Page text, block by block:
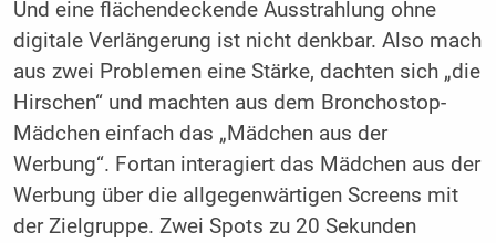
Und eine flächendeckende Ausstrahlung ohne
digitale Verlängerung ist nicht denkbar. Also mach
aus zwei Problemen eine Stärke, dachten sich „die
Hirschen“ und machten aus dem Bronchostop-
Mädchen einfach das „Mädchen aus der
Werbung“. Fortan interagiert das Mädchen aus der
Werbung über die allgegenwärtigen Screens mit
der Zielgruppe. Zwei Spots zu 20 Sekunden